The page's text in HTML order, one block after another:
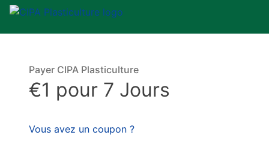
Payer CIPA Plasticulture
€1 pour 7 Jours
Vous avez un coupon ?